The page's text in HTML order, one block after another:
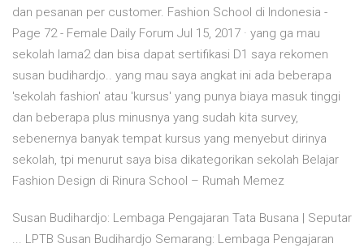
dan pesanan per customer. Fashion School di Indonesia -
Page 72 - Female Daily Forum Jul 15, 2017 · yang ga mau
sekolah lama2 dan bisa dapat sertifikasi D1 saya rekomen
susan budihardjo.. yang mau saya angkat ini ada beberapa
'sekolah fashion' atau 'kursus' yang punya biaya masuk tinggi
dan beberapa plus minusnya yang sudah kita survey,
sebenernya banyak tempat kursus yang menyebut dirinya
sekolah, tpi menurut saya bisa dikategorikan sekolah Belajar
Fashion Design di Rinura School – Rumah Memez
Susan Budihardjo: Lembaga Pengajaran Tata Busana | Seputar
... LPTB Susan Budihardjo Semarang: Lembaga Pengajaran